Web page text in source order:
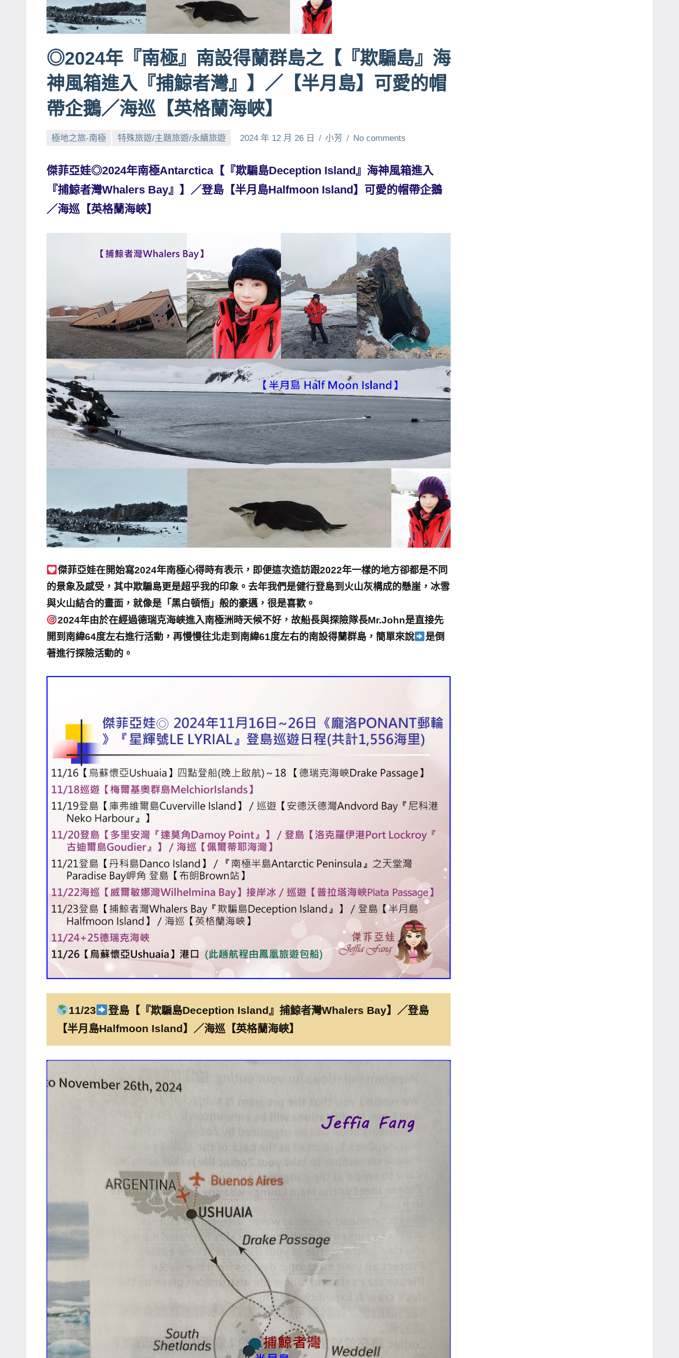
賓、
News
探
節
目
班
外
節
目
持、
遊
書
作
者、
各
發
表
會
及
活
動
主
校
企
業
座、
部
落
客
及
旅
遊
誌
作
達
人
象。
◎2024年『南極』南設得蘭群島之【『欺騙島』海
神風箱進入『捕鯨者灣』】／【半月島】可愛的帽
帶企鵝／海巡【英格蘭海峽】
極地之旅-南極 特殊旅遊/主題旅遊/永續旅遊 2024 年 12 月 26 日 小芳 No comments
傑菲亞娃◎2024年南極Antarctica【『欺騙島Deception Island』海神風箱進入
『捕鯨者灣Whalers Bay』】／登島【半月島Halfmoon Island】可愛的帽帶企鵝
／海巡【英格蘭海峽】
傑菲亞娃在開始寫2024年南極心得時有表示，即便這次造訪跟2022年一樣的地方卻都是不同
的景象及感受，其中欺騙島更是超乎我的印象。去年我們是健行登島到火山灰構成的懸崖，冰雪
與火山結合的畫面，就像是「黑白頓悟」般的豪邁，很是喜歡。
2024年由於在經過德瑞克海峽進入南極洲時天候不好，故船長與探險隊長Mr.John是直接先
開到南緯64度左右進行活動，再慢慢往北走到南緯61度左右的南設得蘭群島，簡單來說
是倒
著進行探險活動的。
11/23
登島【『欺騙島Deception Island』捕鯨者灣Whalers Bay】／登島
【半月島Halfmoon Island】／海巡【英格蘭海峽】